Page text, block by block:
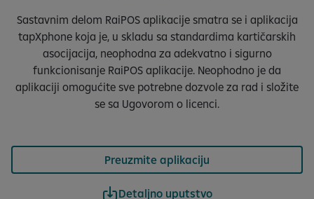
Sastavnim delom RaiPOS aplikacije smatra se i aplikacija
tapXphone koja je, u skladu sa standardima kartičarskih
asocijacija, neophodna za adekvatno i sigurno
funkcionisanje RaiPOS aplikacije. Neophodno je da
aplikaciji omogućite sve potrebne dozvole za rad i složite
se sa Ugovorom o licenci.
Preuzmite aplikaciju
Detaljno uputstvo